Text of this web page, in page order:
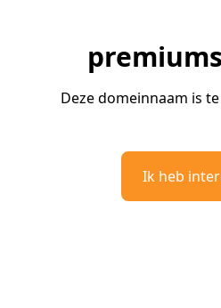
Deze domeinnaam is
Ik heb